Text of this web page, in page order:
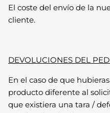
El coste del envío de la
cliente.
DEVOLUCIONES DEL
En el caso de que
producto diferente al
que existiera una tara /